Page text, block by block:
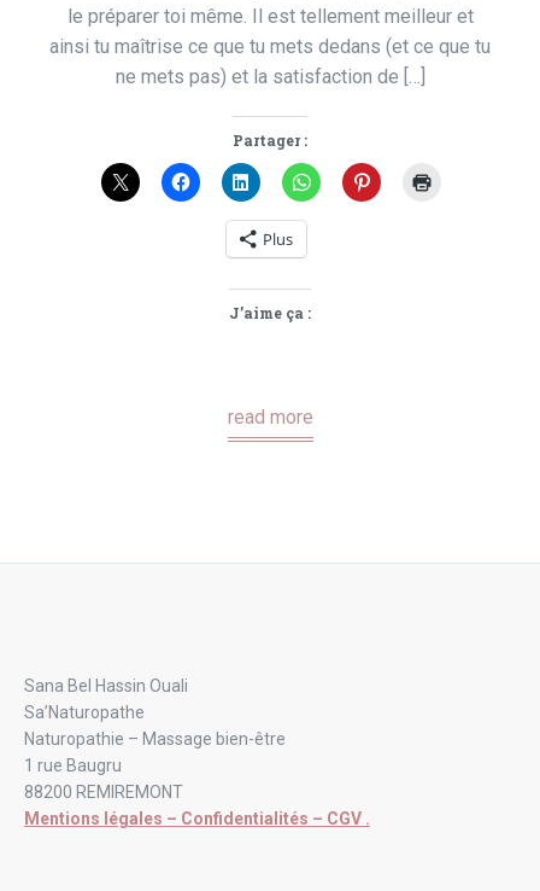
le préparer toi même. Il est tellement meilleur et
ainsi tu maîtrise ce que tu mets dedans (et ce que tu
ne mets pas) et la satisfaction de […]
Partager :
Plus
J’aime ça :
read more
Sana Bel Hassin Ouali
Sa’Naturopathe
Naturopathie – Massage bien-être
1 rue Baugru
88200 REMIREMONT
Mentions légales – Confidentialités – CGV .